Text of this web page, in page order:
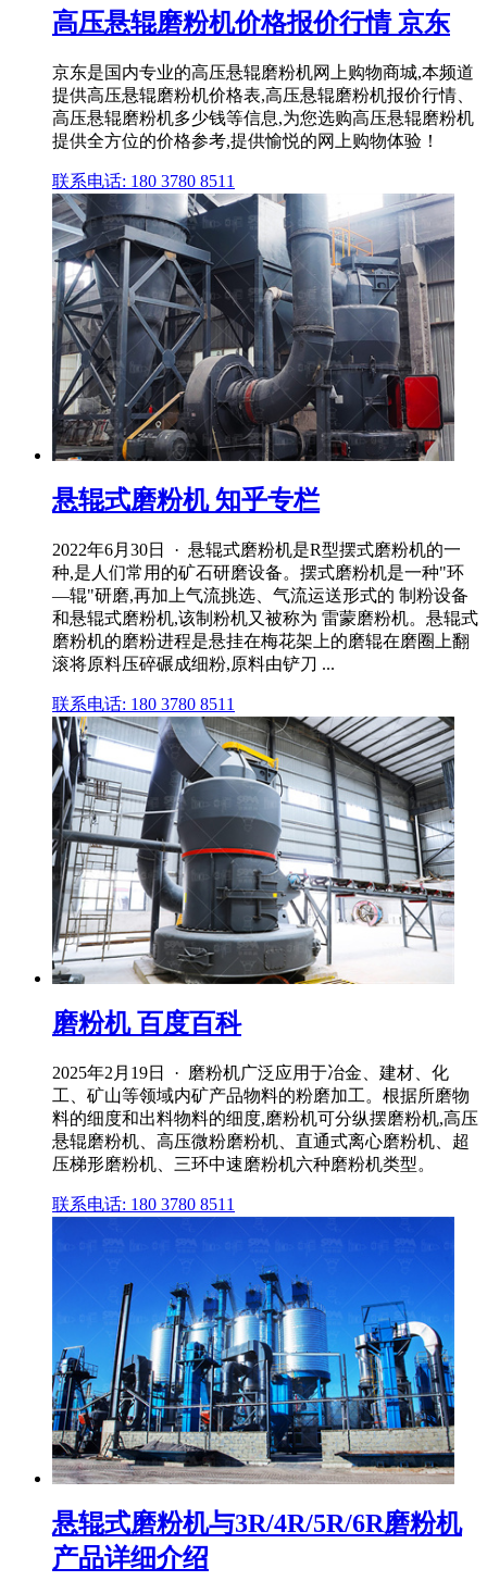
高压悬辊磨粉机价格报价行情 京东
京东是国内专业的高压悬辊磨粉机网上购物商城,本频道
提供高压悬辊磨粉机价格表,高压悬辊磨粉机报价行情、
高压悬辊磨粉机多少钱等信息,为您选购高压悬辊磨粉机
提供全方位的价格参考,提供愉悦的网上购物体验！
联系电话: 180 3780 8511
悬辊式磨粉机 知乎专栏
2022年6月30日 · 悬辊式磨粉机是R型摆式磨粉机的一
种,是人们常用的矿石研磨设备。摆式磨粉机是一种"环
—辊"研磨,再加上气流挑选、气流运送形式的 制粉设备
和悬辊式磨粉机,该制粉机又被称为 雷蒙磨粉机。悬辊式
磨粉机的磨粉进程是悬挂在梅花架上的磨辊在磨圈上翻
滚将原料压碎碾成细粉,原料由铲刀 ...
联系电话: 180 3780 8511
磨粉机 百度百科
2025年2月19日 · 磨粉机广泛应用于冶金、建材、化
工、矿山等领域内矿产品物料的粉磨加工。根据所磨物
料的细度和出料物料的细度,磨粉机可分纵摆磨粉机,高压
悬辊磨粉机、高压微粉磨粉机、直通式离心磨粉机、超
压梯形磨粉机、三环中速磨粉机六种磨粉机类型。
联系电话: 180 3780 8511
悬辊式磨粉机与3R/4R/5R/6R磨粉机
产品详细介绍